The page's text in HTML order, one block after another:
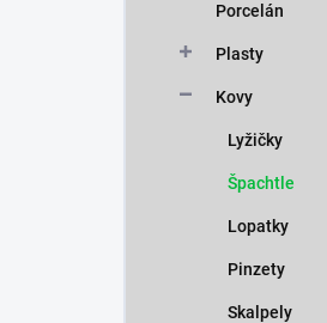
Porcelán
Plasty
Kovy
Lyžičky
Špachtle
Lopatky
Pinzety
Skalpely